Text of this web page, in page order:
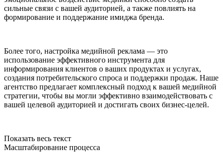
сильные связи с вашей аудиторией, а также повлиять на
формирование и поддержание имиджа бренда.
Более того, настройка медийной реклама — это
использование эффективного инструмента для
информирования клиентов о ваших продуктах и услугах,
создания потребительского спроса и поддержки продаж. Наше
агентство предлагает комплексный подход к вашей медийной
стратегии, чтобы вы могли эффективно взаимодействовать с
вашей целевой аудиторией и достигать своих бизнес-целей.
Показать весь текст
Масштабирование процесса